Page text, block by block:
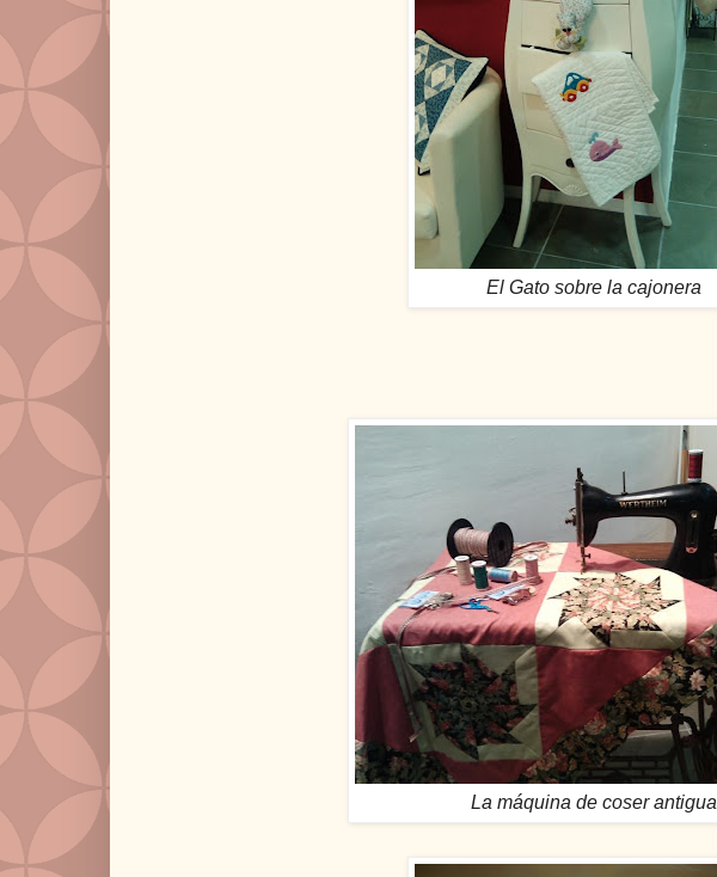
El Gato sobre la cajonera
La máquina de coserantigua